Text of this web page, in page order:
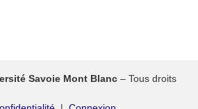
Savoie Mont Blanc – Tous droits